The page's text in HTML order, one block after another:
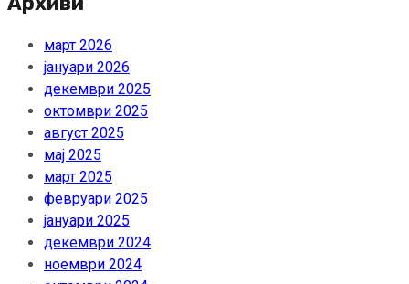
март 2026
јануари 2026
декември 2025
октомври 2025
август 2025
мај 2025
март 2025
февруари 2025
јануари 2025
декември 2024
ноември 2024